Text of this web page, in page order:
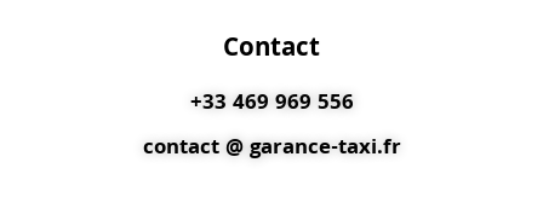
Contact
+33 469 969 556
contact @ garance-taxi.fr